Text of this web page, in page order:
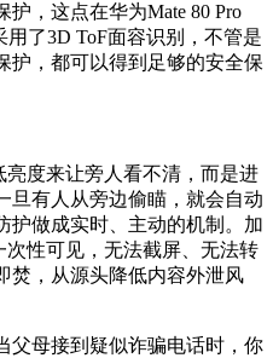
护 ，这点在华为Mate 80 Pro
了3D ToF面容识别， 不管是
护，都可以得到足够的安全保
亮度来让旁人看不清，而是进
旦有人从旁边偷瞄，就会自动
护做成实时、主动的机制。加
次性可见，无法截屏、无法转
焚，从源头降低内容外泄风
父母接到疑似诈骗电话时，你